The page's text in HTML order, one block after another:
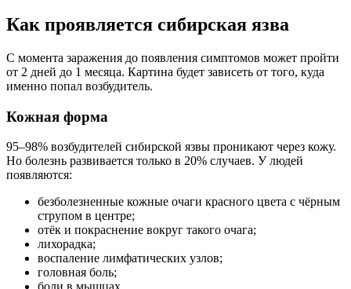
Как проявляется сибирская язва
С момента заражения до появления симптомов может пройти
от 2 дней до 1 месяца. Картина будет зависеть от того, куда
именно попал возбудитель.
Кожная форма
95–98% возбудителей сибирской язвы проникают через кожу.
Но болезнь развивается только в 20% случаев. У людей
появляются:
безболезненные кожные очаги красного цвета с чёрным
струпом в центре;
отёк и покраснение вокруг такого очага;
лихорадка;
воспаление лимфатических узлов;
головная боль;